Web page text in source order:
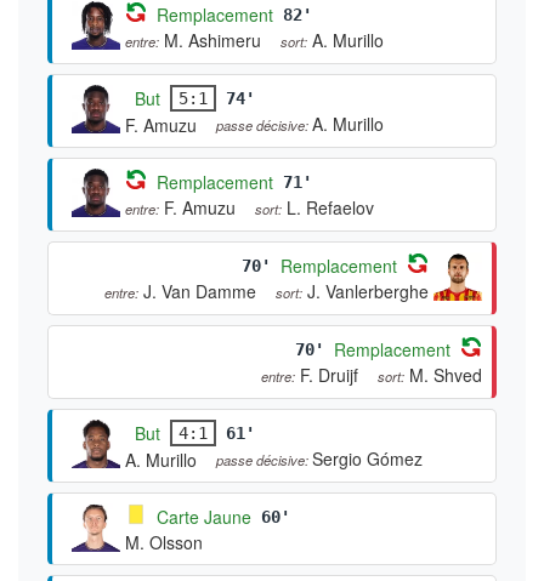
Remplacement 82'
entre: M. Ashimeru sort: A. Murillo
But 5:1 74'
F. Amuzu passe décisive:A. Murillo
Remplacement 71'
entre: F. Amuzu sort: L. Refaelov
70' Remplacement
entre: J. Van Damme sort: J. Vanlerberghe
70' Remplacement
entre: F. Druijf sort: M. Shved
But 4:1 61'
A. Murillo passe décisive:Sergio Gómez
Carte Jaune 60'
M. Olsson